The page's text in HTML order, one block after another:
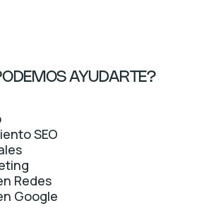
AYUDARTE?
SEO
Redes
Google